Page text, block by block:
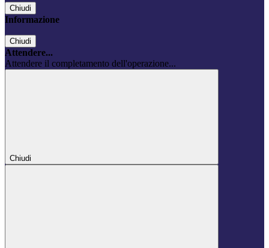
Chiudi
Informazione
Chiudi
Attendere...
Attendere il completamento dell'operazione...
Chiudi